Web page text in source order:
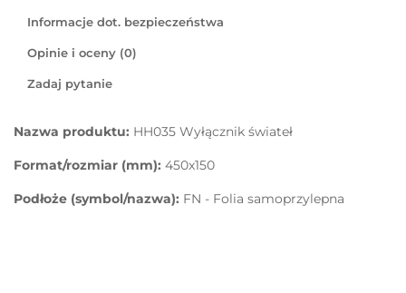
Informacje dot. bezpieczeństwa
Opinie i oceny (0)
Zadaj pytanie
Nazwa produktu: HH035 Wyłącznik świateł
Format/rozmiar (mm): 450x150
Podłoże (symbol/nazwa): FN - Folia samoprzylepna